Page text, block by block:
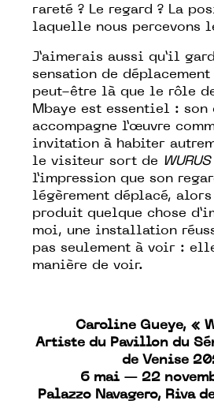
rareté ? Le regard ? La
laquelle nous percevons
J’aimerais aussi qu’il
sensation de
peut-être là que le rôle
Mbaye est essentiel :
accompagne l’œuvre
invitation à habiter
le visiteur sort de WURUS
l’impression que son
légèrement déplacé, alors
produit quelque chose
moi, une installation
pas seulement à voir :
manière de voir.
Caroline Gueye, «
Artiste du Pavillon du
de Venise
6 mai — 22
Palazzo Navagero, Riva